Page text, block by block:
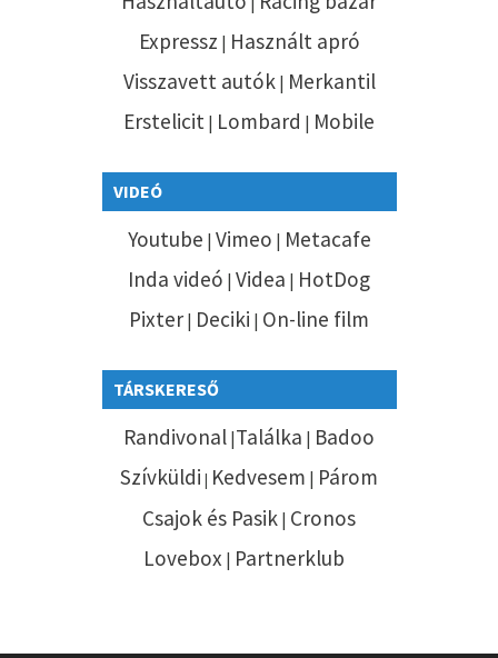
Expressz | Használt apró
Visszavett autók | Merkantil
Erstelicit | Lombard | Mobile
VIDEÓ
Youtube | Vimeo | Metacafe
Inda videó | Videa | HotDog
Pixter | Deciki | On-line film
TÁRSKERESŐ
Randivonal |Találka | Badoo
Szívküldi | Kedvesem | Párom
Csajok és Pasik | Cronos
Lovebox | Partnerklub